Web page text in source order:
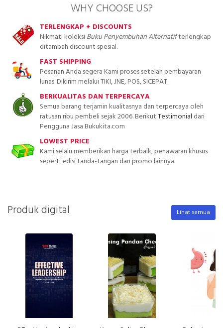
WHY CHOOSE US?
TERLENGKAP + DISCOUNTS
Nikmati koleksiBuku Penyembuhan Alternatifterlengkap
ditambah discount spesial.
FAST SHIPPING
Pesanan Anda segera Kami proses setelah pembayaran
lunas. Dikirim melalui TIKI, JNE, POS, SICEPAT.
BERKUALITAS DAN TERPERCAYA
Semua barang terjamin kualitasnya dan terpercaya oleh
ratusan ribu pembeli sejak 2006. BerikutTestimonial dari
Pengguna Jasa Bukukita.com
LOWEST PRICE
Kami selalu memberikan harga terbaik, penawaran khusus
seperti edisi tanda-tangan dan promo lainnya
Produk digital Lihat semua